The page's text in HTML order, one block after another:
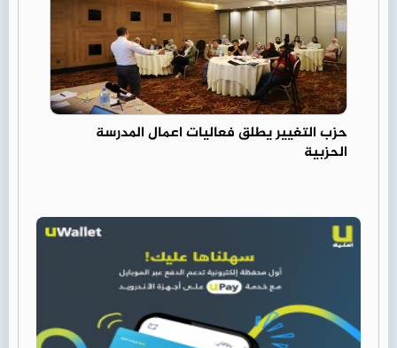
حزب التغيير يطلق فعاليات اعمال المدرسة
الحزبية